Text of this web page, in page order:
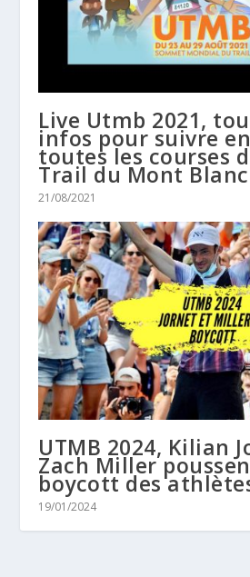
Live Utmb 2021,
infos pour suivre
toutes les courses
Trail du Mont
21/08/2021
UTMB 2024, Kilian
Zach Miller
boycott des
19/01/2024